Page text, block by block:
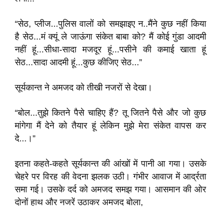
“सेठ, प्लीज...पुलिस वालों को समझाइए न..मैंने कुछ नहीं किया
है सेठ...मं क्यूं ले जाऊंगा संकेत बाबा को? मैं कोई गुंडा आदमी
नहीं हूं...सीधा-सादा मजदूर हूं...पसीने की कमाई खाता हूं
सेठ...सादा आदमी हूं...कुछ कीजिए सेठ...”
सूर्यकान्त ने अमजद को तीखी नजरों से देखा।
“बोल...तुझे कितने पैसे चाहिए हैं? तू जितने पैसे और जो कुछ
मांगेगा मैं देने को तैयार हूं लेकिन मुझे मेरा संकेत वापस कर
दे...।”
इतना कहते-कहते सूर्यकान्त की आंखों में पानी आ गया। उसके
चेहरे पर विरह की वेदना झलक उठी। गंभीर आवाज में आर्द्रता
समा गई। उसके दर्द को अमजद समझ गया। आसमान की ओर
दोनों हाथ और नजरें उठाकर अमजद बोला,